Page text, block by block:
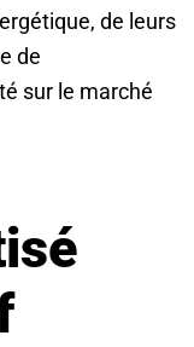
de leurs
de
sur le marché